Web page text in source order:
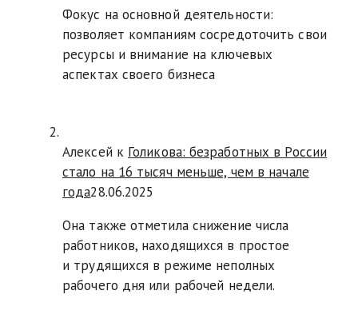
Фокус на основной деятельности:
позволяет компаниям сосредоточить свои
ресурсы и внимание на ключевых
аспектах своего бизнеса
Алексей к Голикова: безработных в России
стало на 16 тысяч меньше, чем в начале
года28.06.2025
Она также отметила снижение числа
работников, находящихся в простое
и трудящихся в режиме неполных
рабочего дня или рабочей недели.